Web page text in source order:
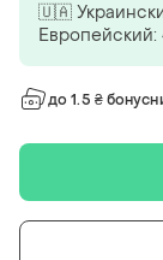
🇺🇦
Европейский:
до 1.5 ₴